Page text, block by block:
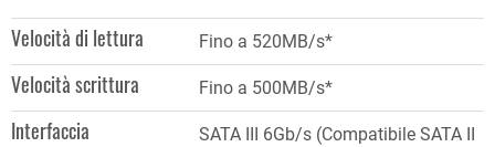
Velocità di lettura Fino a 520MB/s*
Velocità scrittura Fino a 500MB/s*
Interfaccia
SATA III 6Gb/s (Compatibile SATA II